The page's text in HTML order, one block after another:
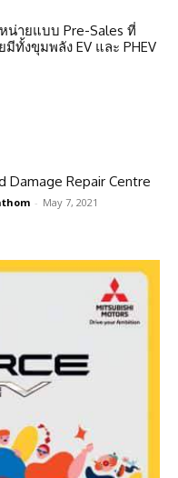
น่ายแบบ Pre-Sales ที่
ทั้งขุมพลัง EV และ PHEV
Damage Repair Centre
- May 7, 2021